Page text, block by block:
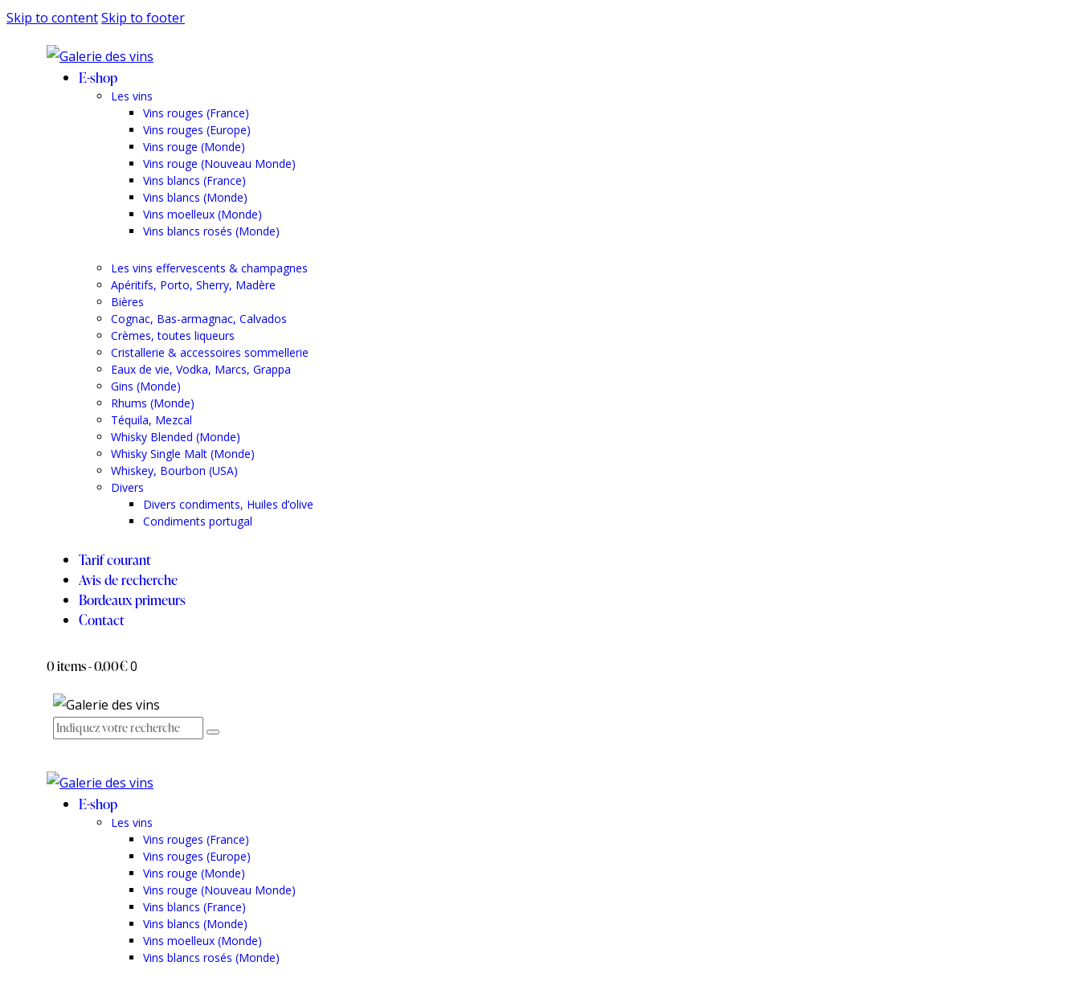
Skip to contentSkip to footer
E-shop
Les vins
Vins rouges (France)
Vins rouges (Europe)
Vins rouge (Monde)
Vins rouge (Nouveau Monde)
Vins blancs (France)
Vins blancs (Monde)
Vins moelleux (Monde)
Vins blancs rosés (Monde)
Les vins effervescents & champagnes
Apéritifs, Porto, Sherry, Madère
Bières
Cognac, Bas-armagnac, Calvados
Crèmes, toutes liqueurs
Cristallerie & accessoires sommellerie
Eaux de vie, Vodka, Marcs, Grappa
Gins (Monde)
Rhums (Monde)
Téquila, Mezcal
Whisky Blended (Monde)
Whisky Single Malt (Monde)
Whiskey, Bourbon (USA)
Divers
Divers condiments, Huiles d’olive
Condiments portugal
Tarif courant
Avis de recherche
Bordeaux primeurs
Contact
0 items-0.00€0
E-shop
Les vins
Vins rouges (France)
Vins rouges (Europe)
Vins rouge (Monde)
Vins rouge (Nouveau Monde)
Vins blancs (France)
Vins blancs (Monde)
Vins moelleux (Monde)
Vins blancs rosés (Monde)